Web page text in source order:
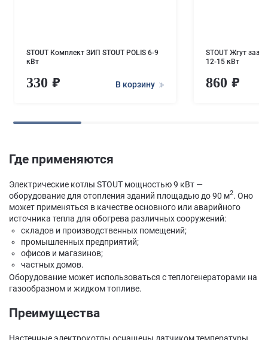
STOUT Комплект ЗИП STOUT POLIS 6-9
кВт
330 В корзину
STOUT Жгут
12-15 кВт
860
Где применяются
Электрические котлы STOUT мощностью 9 кВт —
оборудование для отопления зданий площадью до 90 м2. Оно
может применяться в качестве основного или аварийного
источника тепла для обогрева различных сооружений:
складов и производственных помещений;
промышленных предприятий;
офисов и магазинов;
частных домов.
Оборудование может использоваться с теплогенераторами на
газообразном и жидком топливе.
Преимущества
Настенные электрокотлы оснащены датчиком температуры,